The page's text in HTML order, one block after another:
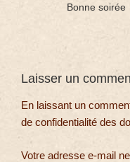
Bonne soirée
Laisser un
En laissant un
de confidentialité des
Votre adresse e-mail